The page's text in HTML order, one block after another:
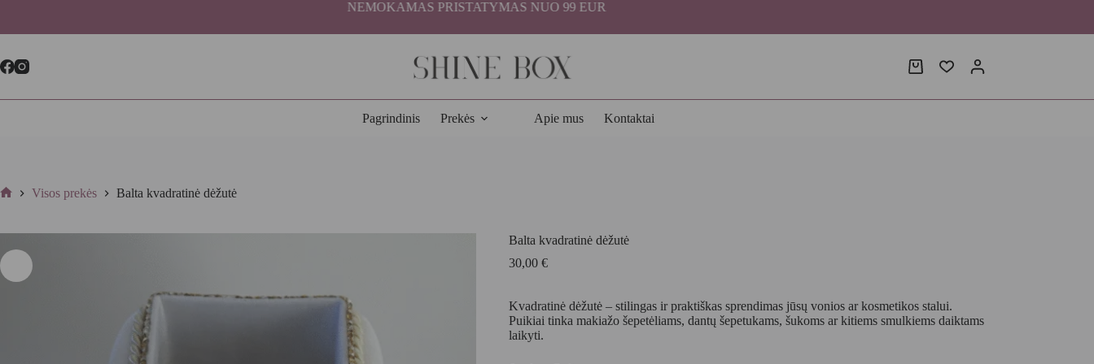
content
NEMOKAMAS PRISTATYMAS NUO 99 EUR
Shopping
Pagrindinis Prekės Apie mus Kontaktai
Visos prekės Balta kvadratinė dėžutė
Balta kvadratinė dėžutė
30,00 €
Kvadratinė dėžutė – stilingas ir praktiškas sprendimas jūsų vonios ar kosmetikos stalui.
Puikiai tinka makiažo šepetėliams, dantų šepetukams, šukoms ar kitiems smulkiems daiktams
laikyti.